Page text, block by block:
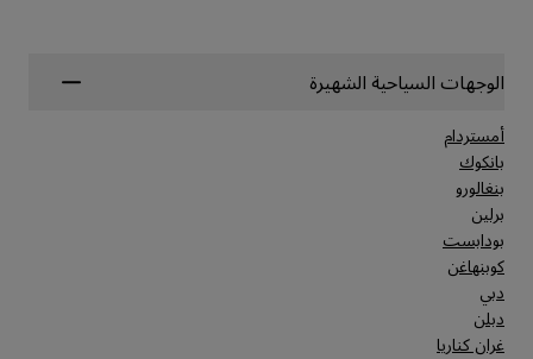
الوجهات السياحية الشهيرة
أمستردام
بانكوك
بنغالورو
برلين
بودابست
كوبنهاغن
دبي
دبلن
غران كناريا